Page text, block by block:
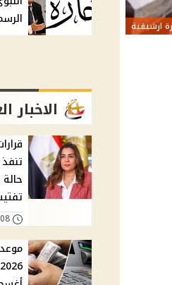
ارشيفية
الاخبار
08 أغسطس, 2026 02:22 م